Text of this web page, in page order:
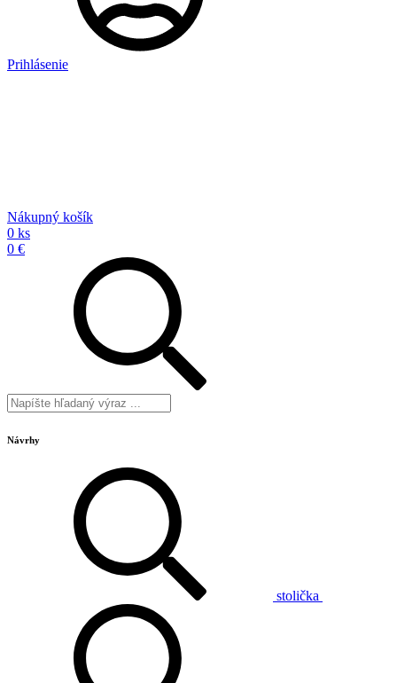
Prihlásenie
Nákupný košík
0 ks
0 €
Návrhy
stolička